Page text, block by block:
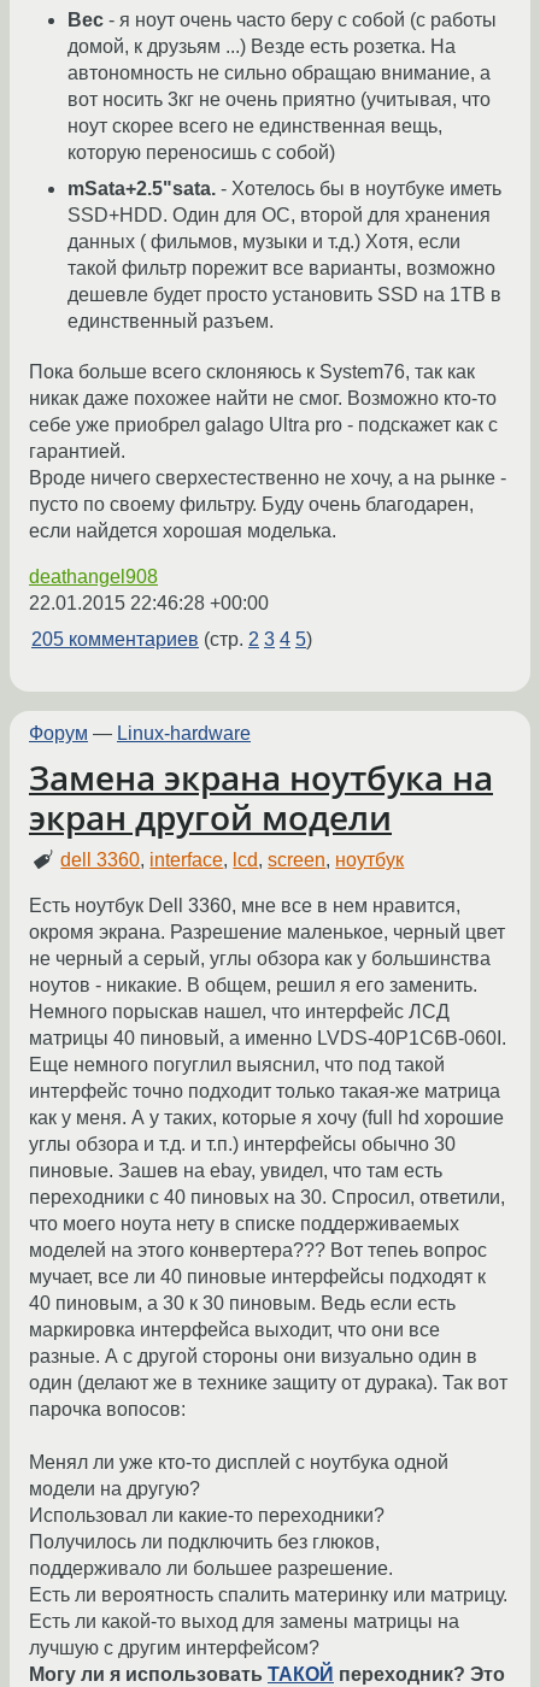
Вес - я ноут очень часто беру с собой (с работы
домой, к друзьям ...) Везде есть розетка. На
автономность не сильно обращаю внимание, а
вот носить 3кг не очень приятно (учитывая, что
ноут скорее всего не единственная вещь,
которую переносишь с собой)
mSata+2.5"sata. - Хотелось бы в ноутбуке иметь
SSD+HDD. Один для ОС, второй для хранения
данных ( фильмов, музыки и т.д.) Хотя, если
такой фильтр порежит все варианты, возможно
дешевле будет просто установить SSD на 1TB в
единственный разъем.
Пока больше всего склоняюсь к System76, так как
никак даже похожее найти не смог. Возможно кто-то
себе уже приобрел galago Ultra pro - подскажет как с
гарантией.
Вроде ничего сверхестественно не хочу, а на рынке -
пусто по своему фильтру. Буду очень благодарен,
если найдется хорошая моделька.
deathangel908
22.01.2015 22:46:28 +00:00
205 комментариев (стр. 2 3 4 5)
Форум — Linux-hardware
Замена экрана ноутбука на
экран другой модели
dell 3360, interface, lcd,screen, ноутбук
Есть ноутбук Dell 3360, мне все в нем нравится,
окромя экрана. Разрешение маленькое, черный цвет
не черный а серый, углы обзора как у большинства
ноутов - никакие. В общем, решил я его заменить.
Немного порыскав нашел, что интерфейс ЛСД
матрицы 40 пиновый, а именно LVDS-40P1C6B-060I.
Еще немного погуглил выяснил, что под такой
интерфейс точно подходит только такая-же матрица
как у меня. А у таких, которые я хочу (full hd хорошие
углы обзора и т.д. и т.п.) интерфейсы обычно 30
пиновые. Зашев на ebay, увидел, что там есть
переходники с 40 пиновых на 30. Спросил, ответили,
что моего ноута нету в списке поддерживаемых
моделей на этого конвертера??? Вот тепеь вопрос
мучает, все ли 40 пиновые интерфейсы подходят к
40 пиновым, а 30 к 30 пиновым. Ведь если есть
маркировка интерфейса выходит, что они все
разные. А с другой стороны они визуально один в
один (делают же в технике защиту от дурака). Так вот
парочка вопосов:
Менял ли уже кто-то дисплей с ноутбука одной
модели на другую?
Использовал ли какие-то переходники?
Получилось ли подключить без глюков,
поддерживало ли большее разрешение.
Есть ли вероятность спалить материнку или матрицу.
Есть ли какой-то выход для замены матрицы на
лучшую с другим интерфейсом?
Могу ли я использовать ТАКОЙ переходник? Это